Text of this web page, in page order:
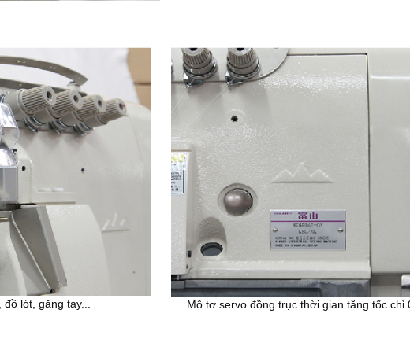
lót, găng tay... Mô tơ servo đồng trục thời gian tăng tốc chỉ